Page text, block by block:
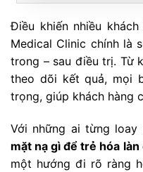
Điều khiến nhiều
Medical Clinic chính là
trong – sau điều trị. Từ
theo dõi kết quả, mọi
trọng, giúp khách hàng
Với những ai từng
mặt nạ gì để trẻ hóa làn
một hướng đi rõ ràng